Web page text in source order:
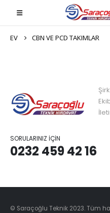
EV CBN VE PCD TAKIMLAR
SORULARINIZ İÇIN
0232 459 42 16
© Saraçoğlu Teknik 2023. Tüm